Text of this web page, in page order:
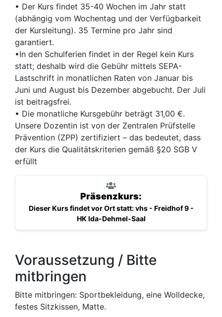
• Der Kurs findet 35-40 Wochen im Jahr statt
(abhängig vom Wochentag und der Verfügbarkeit
der Kursleitung). 35 Termine pro Jahr sind
garantiert.
•In den Schulferien findet in der Regel kein Kurs
statt; deshalb wird die Gebühr mittels SEPA-
Lastschrift in monatlichen Raten von Januar bis
Juni und August bis Dezember abgebucht. Der Juli
ist beitragsfrei.
• Die monatliche Kursgebühr beträgt 31,00 €.
Unsere Dozentin ist von der Zentralen Prüfstelle
Prävention (ZPP) zertifiziert – das bedeutet, dass
der Kurs die Qualitätskriterien gemäß §20 SGB V
erfüllt
Präsenzkurs:
Dieser Kurs findet vor Ort statt: vhs - Freidhof 9 -
HK Ida-Dehmel-Saal
Voraussetzung / Bitte
mitbringen
Bitte mitbringen: Sportbekleidung, eine Wolldecke,
festes Sitzkissen, Matte.